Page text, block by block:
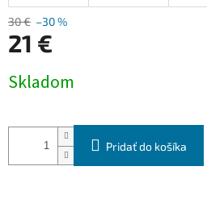
30 € –30 %
21 €
cena:
Skladom
Pridať do košíka